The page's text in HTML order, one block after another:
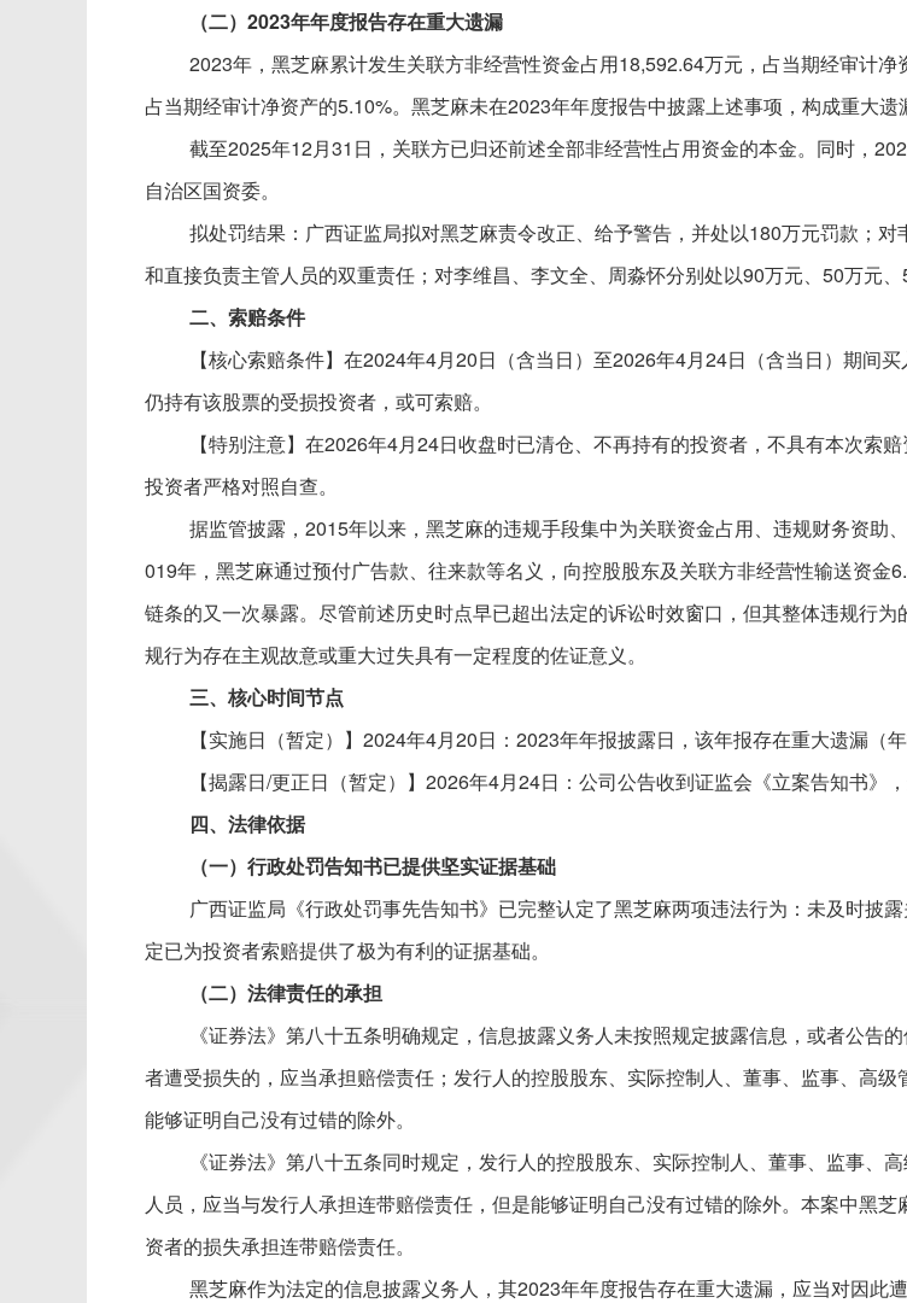
（二）2023年年度报告存在重大遗漏
2023年，黑芝麻累计发生关联方非经营性资金占用18,592.64万元，占当期经审计
占当期经审计净资产的5.10%。黑芝麻未在2023年年度报告中披露上述事项，构成重大遗
截至2025年12月31日，关联方已归还前述全部非经营性占用资金的本金。同时，
自治区国资委。
拟处罚结果：广西证监局拟对黑芝麻责令改正、给予警告，并处以180万元罚款；对
和直接负责主管人员的双重责任；对李维昌、李文全、周淼怀分别处以90万元、50万元、
二、索赔条件
【核心索赔条件】在2024年4月20日（含当日）至2026年4月24日（含当日）期间
仍持有该股票的受损投资者，或可索赔。
【特别注意】在2026年4月24日收盘时已清仓、不再持有的投资者，不具有本次索
投资者严格对照自查。
据监管披露，2015年以来，黑芝麻的违规手段集中为关联资金占用、违规财务资
019年，黑芝麻通过预付广告款、往来款等名义，向控股股东及关联方非经营性输送资
链条的又一次暴露。尽管前述历史时点早已超出法定的诉讼时效窗口，但其整体违规行
规行为存在主观故意或重大过失具有一定程度的佐证意义。
三、核心时间节点
【实施日（暂定）】2024年4月20日：2023年年报披露日 ，该年报存在重大遗漏（
【揭露日/更正日（暂定） 】2026年4月24日：公司公告收到证监会《立案告知书》
四、法律依据
（一）行政处罚告知书已提供坚实证据基础
广西证监局《行政处罚事先告知书》已完整认定了黑芝麻两项违法行为：未及时披
定已为投资者索赔提供了极为有利的证据基础。
（二）法律责任的承担
《证券法》第八十五条明确规定，信息披露义务人未按照规定披露信息，或者公
者遭受损失的，应当承担赔偿责任；发行人的控股股东、实际控制人、董事、监事、高
能够证明自己没有过错的除外。
《证券法》第八十五条同时规定，发行人的控股股东、实际控制人、董事、监事
人员，应当与发行人承担连带赔偿责任，但是能够证明自己没有过错的除外。本案中黑
资者的损失承担连带赔偿责任。
黑芝麻作为法定的信息披露义务人，其2023年年度报告存在重大遗漏，应当对因此